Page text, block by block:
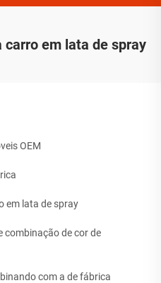
em lata de spray
OEM
em lata de spray
combinação de cor de
com a de fábrica